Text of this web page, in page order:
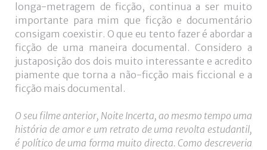
longa-metragem de ficção, continua a ser muito
importante para mim que ficção e documentário
consigam coexistir. O que eu tento fazer é abordar a
ficção de uma maneira documental. Considero a
justaposição dos dois muito interessante e acredito
piamente que torna a não-ficção mais ficcional e a
ficção mais documental.
O seu filme anterior, Noite Incerta, ao mesmo tempo uma
história de amor e um retrato de uma revolta estudantil,
é político de uma forma muito directa. Como descreveria